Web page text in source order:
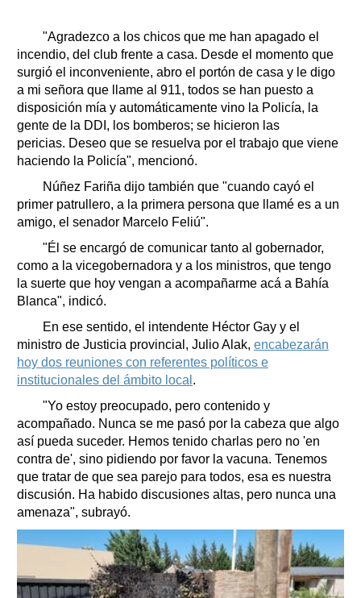
"Agradezco a los chicos que me han apagado el
incendio, del club frente a casa. Desde el momento que
surgió el inconveniente, abro el portón de casa y le digo
a mi señora que llame al 911, todos se han puesto a
disposición mía y automáticamente vino la Policía, la
gente de la DDI, los bomberos; se hicieron las
pericias. Deseo que se resuelva por el trabajo que viene
haciendo la Policía", mencionó.
Núñez Fariña dijo también que "cuando cayó el
primer patrullero, a la primera persona que llamé es a un
amigo, el senador Marcelo Feliú".
"Él se encargó de comunicar tanto al gobernador,
como a la vicegobernadora y a los ministros, que tengo
la suerte que hoy vengan a acompañarme acá a Bahía
Blanca", indicó.
En ese sentido, el intendente Héctor Gay y el
ministro de Justicia provincial, Julio Alak, encabezarán
hoy dos reuniones con referentes políticos e
institucionales del ámbito local .
"Yo estoy preocupado, pero contenido y
acompañado. Nunca se me pasó por la cabeza que algo
así pueda suceder. Hemos tenido charlas pero no 'en
contra de', sino pidiendo por favor la vacuna. Tenemos
que tratar de que sea parejo para todos, esa es nuestra
discusión. Ha habido discusiones altas, pero nunca una
amenaza", subrayó.